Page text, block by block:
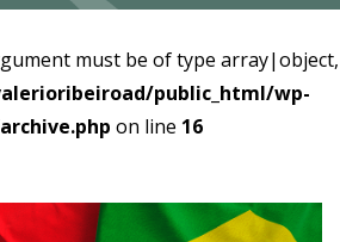
must be of type array|object,
public_html/wp-
on line 16